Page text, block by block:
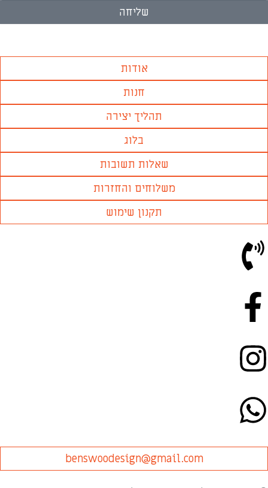
שליחה
אודות
חנות
תהליך יצירה
בלוג
שאלות תשובות
משלוחים והחזרות
תקנון שימוש
benswoodesign@gmail.com